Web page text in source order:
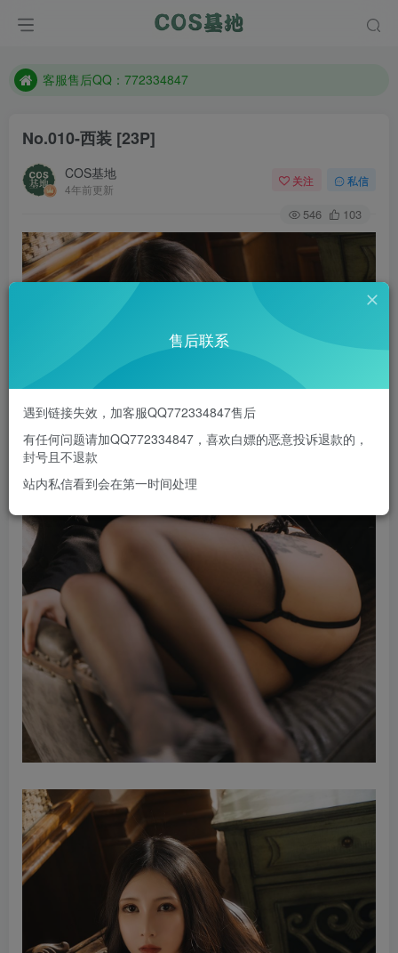
遇到任何问题加客服QQ：772334847
客服售后QQ：772334847
防失联：百度搜索《一七天佳》，实时查看最新站点。
No.010-西装 [23P]
COS基地
4年前更新
关注 私信
546 103
售后联系
遇到链接失效，加客服QQ772334847售后
有任何问题请加QQ772334847，喜欢白嫖的恶意投诉退款的，
封号且不退款
站内私信看到会在第一时间处理